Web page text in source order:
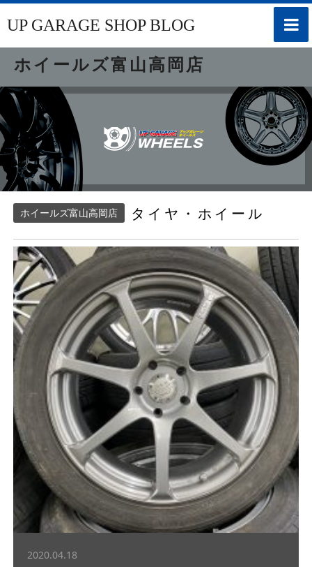
toggle
UP GARAGE SHOP BLOG
ホイールズ富山高岡店
ホイールズ富山高岡店 タイヤ・ホイール
2020.04.18